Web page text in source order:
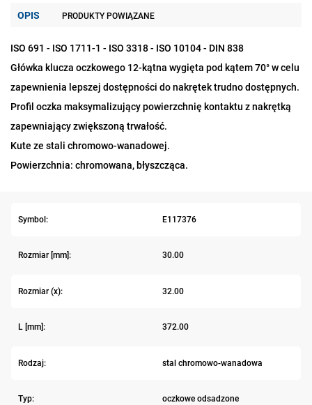
OPIS PRODUKTY POWIĄZANE
ISO 691 - ISO 1711-1 - ISO 3318 - ISO 10104 - DIN 838
Główka klucza oczkowego 12-kątna wygięta pod kątem 70° w celu
zapewnienia lepszej dostępności do nakrętek trudno dostępnych.
Profil oczka maksymalizujący powierzchnię kontaktu z nakrętką
zapewniający zwiększoną trwałość.
Kute ze stali chromowo-wanadowej.
Powierzchnia: chromowana, błyszcząca.
Symbol: E117376
Rozmiar [mm]: 30.00
Rozmiar (x): 32.00
L [mm]: 372.00
Rodzaj: stal chromowo-wanadowa
Typ: oczkowe odsadzone